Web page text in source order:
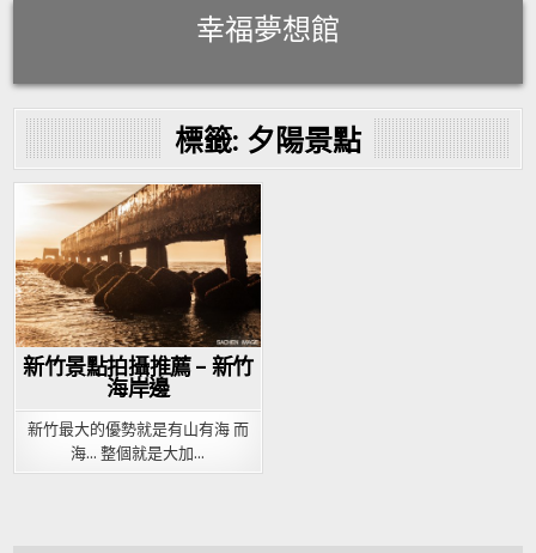
幸福夢想館
標籤: 夕陽景點
Posted
in
新竹景點拍攝推薦 – 新竹
海岸邊
新竹最大的優勢就是有山有海 而
海… 整個就是大加…